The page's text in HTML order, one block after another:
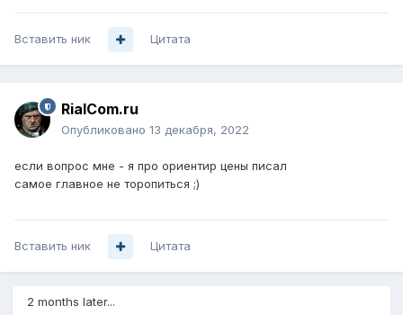
Вставить ник Цитата
RialCom.ru
Опубликовано 13 декабря, 2022
если вопрос мне - я про ориентир цены писал
самое главное не торопиться ;)
Вставить ник Цитата
2 months later...